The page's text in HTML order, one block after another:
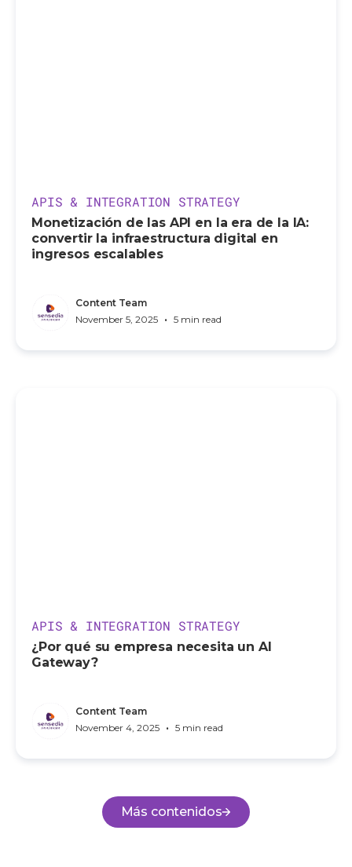
APIS & INTEGRATION STRATEGY
Monetización de las API en la era de la IA:
convertir la infraestructura digital en
ingresos escalables
Content Team
November 5, 2025 • 5 min read
APIS & INTEGRATION STRATEGY
¿Por qué su empresa necesita un AI
Gateway?
Content Team
November 4, 2025 • 5 min read
Más contenidos